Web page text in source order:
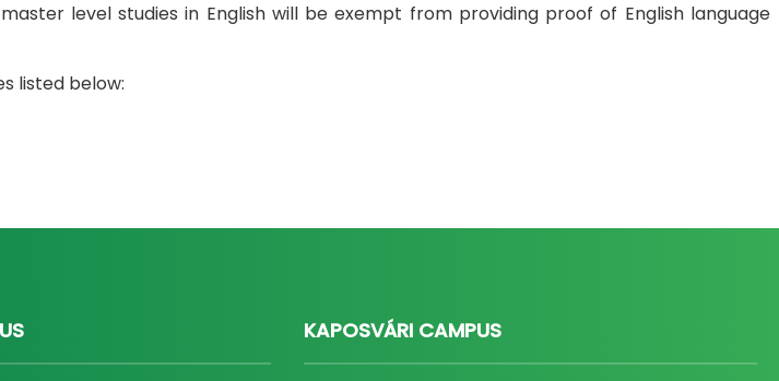
level studies in English will be exempt from providing proof of English language
listed below:
KAPOSVÁRI CAMPUS